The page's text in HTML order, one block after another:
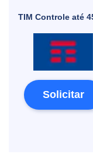
TIM Controle até
Solicitar